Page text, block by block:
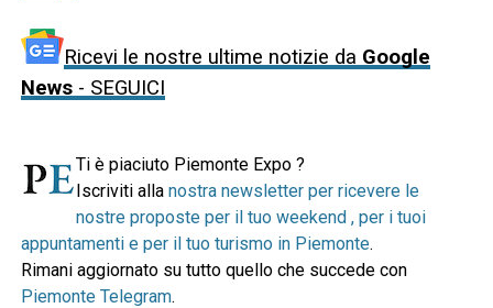
Ricevi le nostre ultime notizie da Google
News- SEGUICI
Ti è piaciuto Piemonte Expo ?
Iscriviti alla nostra newsletter per ricevere le
nostre proposte per il tuo weekend , per i tuoi
appuntamenti e per il tuo turismo in Piemonte.
Rimani aggiornato su tutto quello che succede con
Piemonte Telegram.